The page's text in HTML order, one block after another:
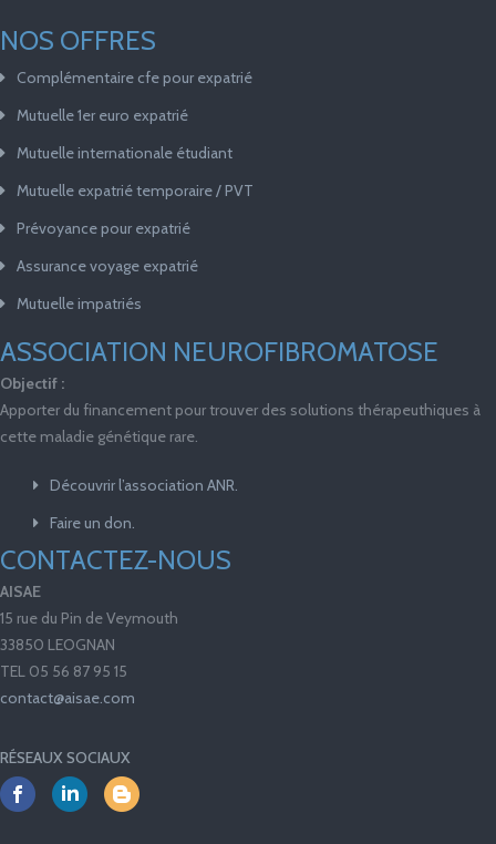
NOS OFFRES
Complémentaire cfe pour expatrié
Mutuelle 1er euro expatrié
Mutuelle internationale étudiant
Mutuelle expatrié temporaire / PVT
Prévoyance pour expatrié
Assurance voyage expatrié
Mutuelle impatriés
ASSOCIATION NEUROFIBROMATOSE
Objectif :
Apporter du financement pour trouver des solutions thérapeuthiques à
cette maladie génétique rare.
Découvrir l’association ANR.
Faire un don.
CONTACTEZ-NOUS
AISAE
15 rue du Pin de Veymouth
33850 LEOGNAN
TEL 05 56 87 95 15
contact@aisae.com
RÉSEAUX SOCIAUX